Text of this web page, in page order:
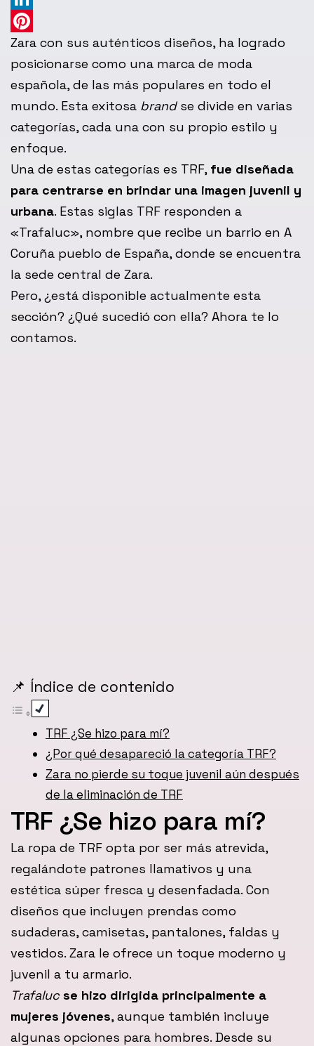
LinkedIn
Pinterest
Zara con sus auténticos diseños, ha logrado
posicionarse como una marca de moda
española, de las más populares en todo el
mundo. Esta exitosa brandse divide en varias
categorías, cada una con su propio estilo y
enfoque.
Una de estas categorías es TRF, fue diseñada
para centrarse en brindar una imagen juvenil y
urbana. Estas siglas TRF responden a
«Trafaluc», nombre que recibe un barrio en A
Coruña pueblo de España, donde se encuentra
la sede central de Zara.
Pero, ¿está disponible actualmente esta
sección? ¿Qué sucedió con ella? Ahora te lo
contamos.
📌 Índice de contenido
TRF ¿Se hizo para mí?
¿Por qué desapareció la categoría TRF?
Zara no pierde su toque juvenil aún después
de la eliminación de TRF
TRF ¿Se hizo para mí?
La ropa de TRF opta por ser más atrevida,
regalándote patrones llamativos y una
estética súper fresca y desenfadada. Con
diseños que incluyen prendas como
sudaderas, camisetas, pantalones, faldas y
vestidos. Zara le ofrece un toque moderno y
juvenil a tu armario.
Trafalucse hizo dirigida principalmente a
mujeres jóvenes, aunque también incluye
algunas opciones para hombres. Desde su